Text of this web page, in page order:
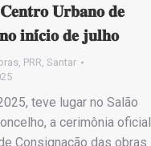
𝐂𝐞𝐧𝐭𝐫𝐨 𝐔𝐫𝐛𝐚𝐧𝐨 𝐝𝐞
𝐢𝐧𝐢́𝐜𝐢𝐨 𝐝𝐞 𝐣𝐮𝐥𝐡𝐨
PRR Santar
teve lugar no Salão
a cerimônia oficial
Consignação das obras